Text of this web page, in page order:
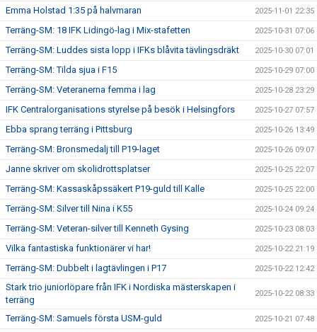
Emma Holstad 1:35 på halvmaran 2025-11-01 22:35
Terräng-SM: 18 IFK Lidingö-lag i Mix-stafetten 2025-10-31 07:06
Terräng-SM: Luddes sista lopp i IFKs blåvita tävlingsdräkt 2025-10-30 07:01
Terräng-SM: Tilda sjua i F15 2025-10-29 07:00
Terräng-SM: Veteranerna femma i lag 2025-10-28 23:29
IFK Centralorganisations styrelse på besök i Helsingfors 2025-10-27 07:57
Ebba sprang terräng i Pittsburg 2025-10-26 13:49
Terräng-SM: Bronsmedalj till P19-laget 2025-10-26 09:07
Janne skriver om skolidrottsplatser 2025-10-25 22:07
Terräng-SM: Kassaskåpssäkert P19-guld till Kalle 2025-10-25 22:00
Terräng-SM: Silver till Nina i K55 2025-10-24 09:24
Terräng-SM: Veteran-silver till Kenneth Gysing 2025-10-23 08:03
Vilka fantastiska funktionärer vi har! 2025-10-22 21:19
Terräng-SM: Dubbelt i lagtävlingen i P17 2025-10-22 12:42
Stark trio juniorlöpare från IFK i Nordiska mästerskapen i
terräng
2025-10-22 08:33
Terräng-SM: Samuels första USM-guld 2025-10-21 07:48